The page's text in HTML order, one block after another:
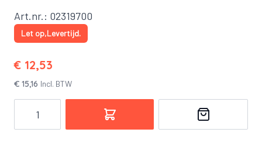
Art.nr.: 02319700
Let op,Levertijd.
€ 12,53
€ 15,16 Incl. BTW